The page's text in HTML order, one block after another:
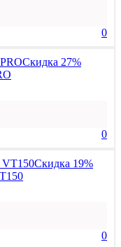
0
Скидка 27%
0
Скидка 19%
0